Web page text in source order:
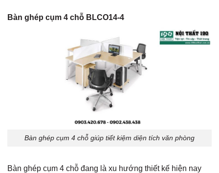
Bàn ghép cụm 4 chỗ BLCO14-4
Bàn ghép cụm 4 chỗ giúp tiết kiệm diện tích văn phòng
Bàn ghép cụm 4 chỗ đang là xu hướng thiết kế hiện nay